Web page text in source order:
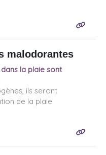
malodorantes
la plaie sont
ils seront
de la plaie.